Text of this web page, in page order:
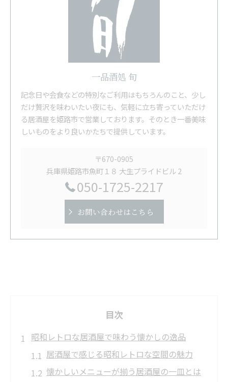
一品酒処 旬
記念日や会食などの特別なご利用はもちろんのこと、少し
だけ贅沢を味わいたい夜にも、気軽に立ち寄っていただけ
る居酒屋を姫路市で営業しております。そのとき一番美味
しいものをより良いかたちで提供しています。
〒670-0905
兵庫県姫路市魚町１８ 大生プライドビル 2
050-1725-2217
お問い合わせはこちら
目次
昭和レトロな居酒屋で味わう懐かしの逸品
居酒屋で感じる昭和レトロな空間の魅力
懐かしいメニューが揃う居酒屋の一皿とは